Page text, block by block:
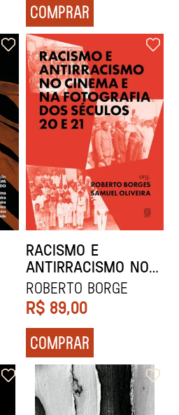
COMPRAR
RACISMO E
ANTIRRACISMO NO
CINEMA E NA
FOTOGRAFIA DOS
SÉCULOS 20 E 21
Roberto Borge
R$ 89,00
COMPRAR